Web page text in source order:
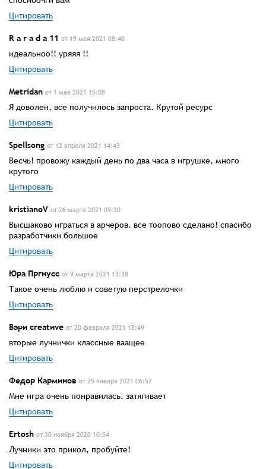
Цитировать
R a r a d a 11 от 19 мая 2021 08:40
идеальноо!! уряяя !!
Цитировать
Metridan от 1 мая 2021 15:08
Я доволен, все получилось запроста. Крутой ресурс
Цитировать
Spellsong от 12 апреля 2021 14:43
Весчь! провожу каждый день по два часа в игрушке, много
крутого
Цитировать
kristianoV от 26 марта 2021 09:30
Высшаково играться в арчеров. все тоопово сделано! спасибо
разработчики большое
Цитировать
Юра Пргнусс от 9 марта 2021 13:38
Такое очень люблю и советую перстрелочки
Цитировать
Вэри creatиve от 20 февраля 2021 15:49
вторые лучнички классные ваащее
Цитировать
Федор Карминов от 25 января 2021 06:57
Мне игра очень понравилась. затягивает
Цитировать
Ertosh от 30 ноября 2020 10:54
Лучники это прикол, пробуйте!
Цитировать